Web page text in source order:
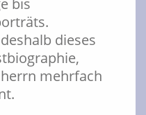
bis
dieses
mehrfach